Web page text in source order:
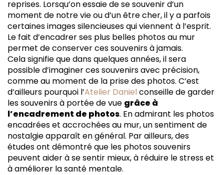
reprises. Lorsqu’on essaie de se souvenir d’un
moment de notre vie ou d’un être cher, il y a parfois
certaines images silencieuses qui viennent à l’esprit.
Le fait d’encadrer ses plus belles photos au mur
permet de conserver ces souvenirs à jamais.
Cela signifie que dans quelques années, il sera
possible d’imaginer ces souvenirs avec précision,
comme au moment de la prise des photos. C’est
d’ailleurs pourquoi l’Atelier Daniel conseille de garder
les souvenirs à portée de vue grâce à
l’encadrement de photos. En admirant les photos
encadrées et accrochées au mur, un sentiment de
nostalgie apparaît en général. Par ailleurs, des
études ont démontré que les photos souvenirs
peuvent aider à se sentir mieux, à réduire le stress et
à améliorer la santé mentale.